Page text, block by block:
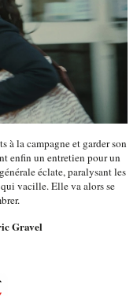
à la campagne et garder son
enfin un entretien pour un
éclate, paralysant les
vacille. Elle va alors se
Gravel